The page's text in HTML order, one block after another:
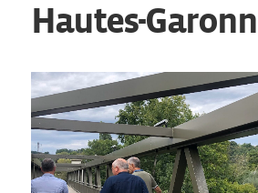
Hautes-